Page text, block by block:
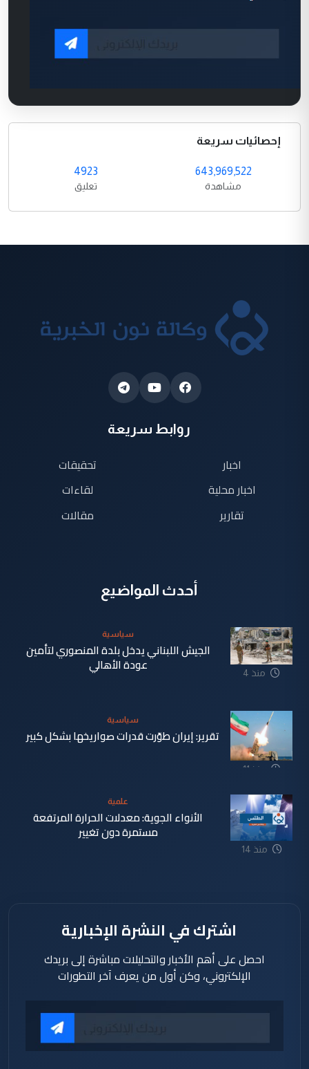
إحصائيات سريعة
643,969,522
مشاهدة
4923
تعليق
روابط سريعة
اخبار
اخبار محلية
تقارير
تحقيقات
لقاءات
مقالات
أحدث المواضيع
منذ 4
سياسية
الجيش اللبناني يدخل بلدة المنصوري لتأمين
عودة الأهالي
منذ 11
سياسية
تقرير: إيران طوّرت قدرات صواريخها بشكل كبير
منذ 14
علمية
الأنواء الجوية: معدلات الحرارة المرتفعة
مستمرة دون تغيير
اشترك في النشرة الإخبارية
احصل على أهم الأخبار والتحليلات مباشرة إلى بريدك
الإلكتروني، وكن أول من يعرف آخر التطورات